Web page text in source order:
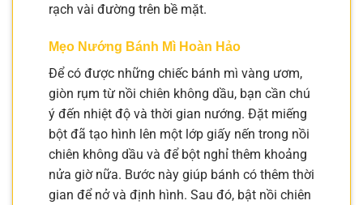
rạch vài đường trên bề mặt.
Mẹo Nướng Bánh Mì Hoàn Hảo
Để có được những chiếc bánh mì vàng ươm,
giòn rụm từ nồi chiên không dầu, bạn cần chú
ý đến nhiệt độ và thời gian nướng. Đặt miếng
bột đã tạo hình lên một lớp giấy nến trong nồi
chiên không dầu và để bột nghỉ thêm khoảng
nửa giờ nữa. Bước này giúp bánh có thêm thời
gian để nở và định hình. Sau đó, bật nồi chiên